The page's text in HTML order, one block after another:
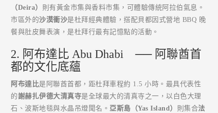
（Deira） 則有黃金市集與香料市集，可體驗傳統阿拉伯氣息。
市區外的沙漠衝沙是杜拜經典體驗，搭配貝都因式營地 BBQ 晚
餐與肚皮舞表演，是杜拜行最有記憶點的活動。
2. 阿布達比 Abu Dhabi ── 阿聯酋首
都的文化底蘊
阿布達比是阿聯酋首都，距杜拜車程約 1.5 小時。最具代表性
的 謝赫扎伊德大清真寺是全球最大的清真寺之一，以白色大理
石、波斯地毯與水晶吊燈聞名。 亞斯島（Yas Island） 則集合法